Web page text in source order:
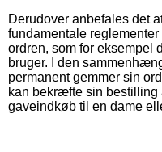
Derudover anbefales det
fundamentale
ordren, som for eksempel
bruger. I den
permanent gemmer sin
kan bekræfte sin bestilling
gaveindkøb til en dame